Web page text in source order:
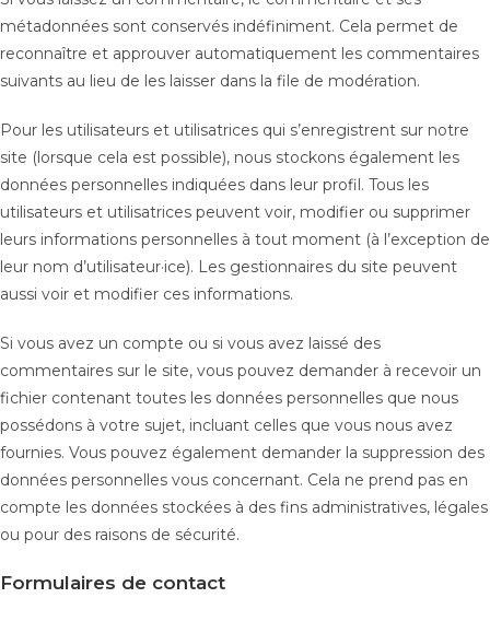
métadonnées sont conservés indéfiniment. Cela permet de
reconnaître et approuver automatiquement les commentaires
suivants au lieu de les laisser dans la file de modération.
Pour les utilisateurs et utilisatrices qui s’enregistrent sur notre
site (lorsque cela est possible), nous stockons également les
données personnelles indiquées dans leur profil. Tous les
utilisateurs et utilisatrices peuvent voir, modifier ou supprimer
leurs informations personnelles à tout moment (à l’exception de
leur nom d’utilisateur·ice). Les gestionnaires du site peuvent
aussi voir et modifier ces informations.
Si vous avez un compte ou si vous avez laissé des
commentaires sur le site, vous pouvez demander à recevoir un
fichier contenant toutes les données personnelles que nous
possédons à votre sujet, incluant celles que vous nous avez
fournies. Vous pouvez également demander la suppression des
données personnelles vous concernant. Cela ne prend pas en
compte les données stockées à des fins administratives, légales
ou pour des raisons de sécurité.
Formulaires de contact